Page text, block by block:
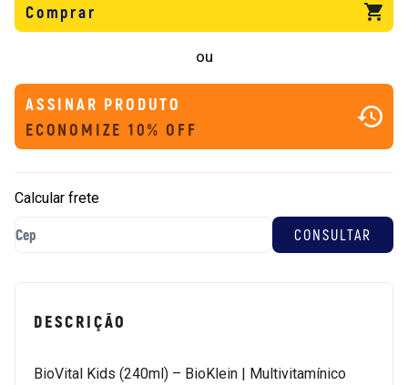
Comprar
ou
ASSINAR PRODUTO
ECONOMIZE 10% OFF
Calcular frete
DESCRIÇÃO
BioVital Kids (240ml) – BioKlein | Multivitamínico